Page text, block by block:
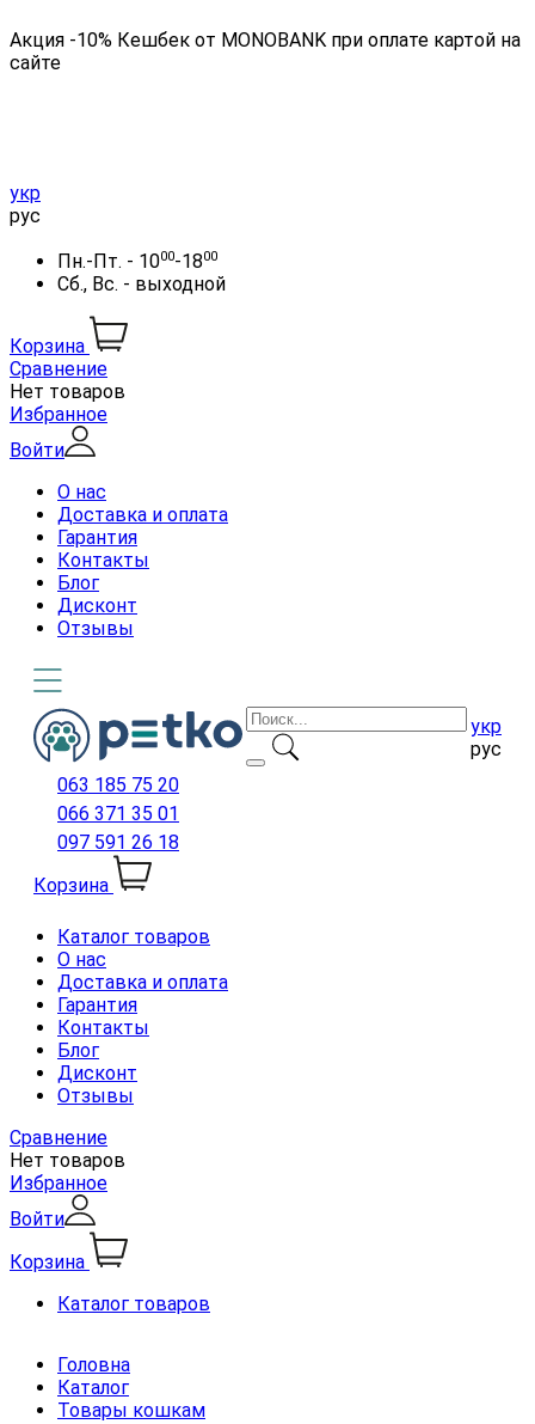
Акция -10% Кешбек от MONOBANK при оплате картой на
сайте
укр
рус
Пн.-Пт. - 1000-1800
Сб., Вс. - выходной
Корзина
Сравнение
Нет товаров
Избранное
Войти
О нас
Доставка и оплата
Гарантия
Контакты
Блог
Дисконт
Отзывы
укр
рус
063 185 75 20
066 371 35 01
097 591 26 18
Корзина
Каталог товаров
О нас
Доставка и оплата
Гарантия
Контакты
Блог
Дисконт
Отзывы
Сравнение
Нет товаров
Избранное
Войти
Корзина
Каталог товаров
Головна
Каталог
Товары кошкам